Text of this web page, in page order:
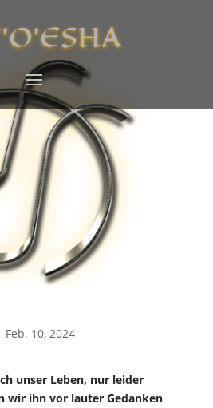
Feb. 10, 2024
unser Leben, nur leider
wir ihn vor lauter Gedanken